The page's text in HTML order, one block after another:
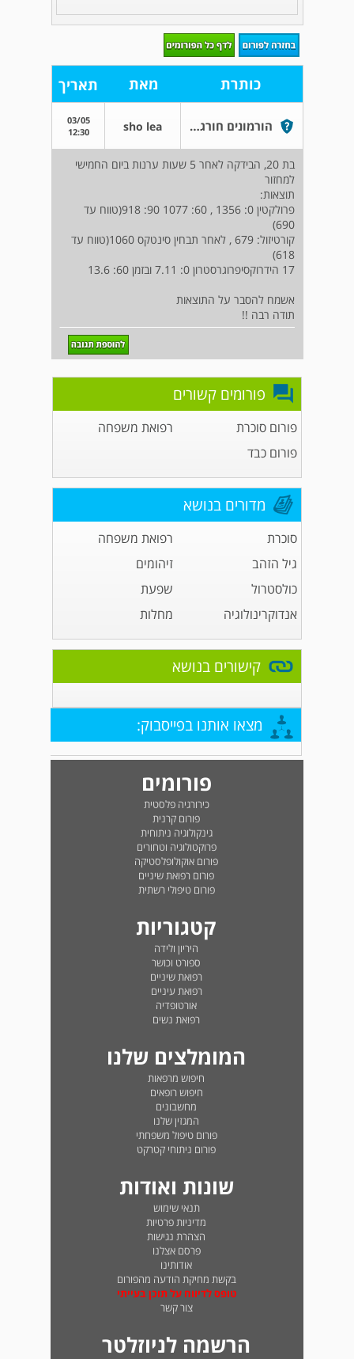
כותרת מאת תאריך
הורמונים חורגים מהטווח הסבר sho lea
03/05
12:30
בת 20, הבידקה לאחר 5 שעות ערנות ביום החמישי
למחזור
תוצאות:
פרולקטין 0: 1356 , 60: 1077 90: 918(טווח עד
690)
קורטיזול: 679 , לאחר תבחין סינטקס 1060(טווח עד
618)
17 הידרוקסיפרוגרסטרון 0: 7.11 ובזמן 60: 13.6
אשמח להסבר על התוצאות
תודה רבה !!
פורומים קשורים
פורום סוכרת
רפואת משפחה
פורום כבד
מדורים בנושא
סוכרת
רפואת משפחה
גיל הזהב
זיהומים
כולסטרול
שפעת
אנדוקרינולוגיה
מחלות
קישורים בנושא
מצאו אותנו בפייסבוק:
פורומים
כירורגיה פלסטית
פורום קרנית
גינקולוגיה ניתוחית
פרוקטולוגיה וטחורים
פורום אוקולופלסטיקה
פורום רפואת שיניים
פורום טיפולי רשתית
קטגוריות
היריון ולידה
ספורט וכושר
רפואת שיניים
רפואת עיניים
אורטופדיה
רפואת נשים
המומלצים שלנו
חיפוש מרפאות
חיפוש רופאים
מחשבונים
המגזין שלנו
פורום טיפול משפחתי
פורום ניתוחי קטרקט
שונות ואודות
תנאי שימוש
מדיניות פרטיות
הצהרת נגישות
פרסם אצלנו
אודותינו
בקשת מחיקת הודעה מהפורום
טופס לדיווח על תוכן בעייתי
צור קשר
הרשמה לניוזלטר